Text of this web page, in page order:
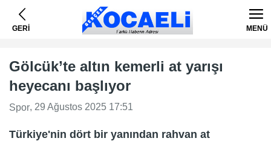
GERİ MENÜ
Gölcük’te altın kemerli at yarışı
heyecanı başlıyor
Spor, 29 Ağustos 2025 17:51
Türkiye'nin dört bir yanından rahvan at